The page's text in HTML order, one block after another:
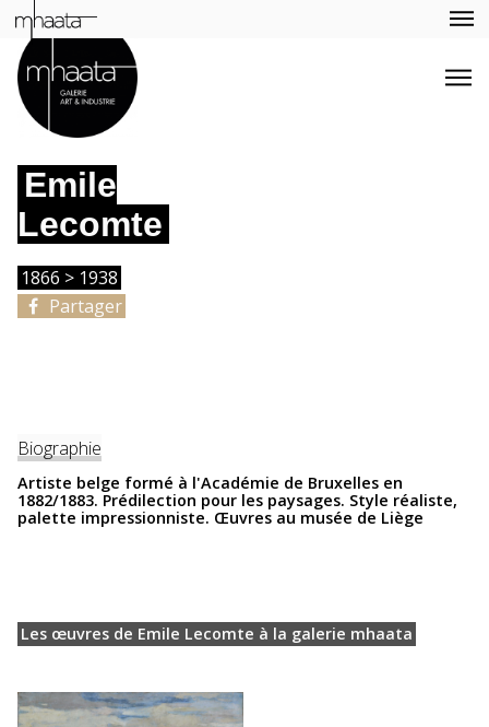
Emile
Lecomte
1866 > 1938
Partager
Biographie
Artiste belge formé à l'Académie de Bruxelles en
1882/1883. Prédilection pour les paysages. Style réaliste,
palette impressionniste. Œuvres au musée de Liège
Les œuvres de Emile Lecomte à la galerie mhaata